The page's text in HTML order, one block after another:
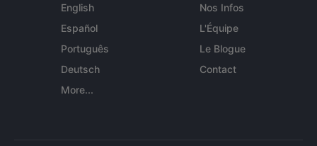
English
Español
Português
Deutsch
More...
Nos Infos
L'Équipe
Le Blogue
Contact